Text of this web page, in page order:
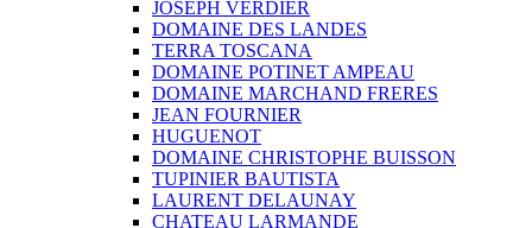
JOSEPH VERDIER
DOMAINE DES LANDES
TERRA TOSCANA
DOMAINE POTINET AMPEAU
DOMAINE MARCHAND FRERES
JEAN FOURNIER
HUGUENOT
DOMAINE CHRISTOPHE BUISSON
TUPINIER BAUTISTA
LAURENT DELAUNAY
CHATEAU LARMANDE